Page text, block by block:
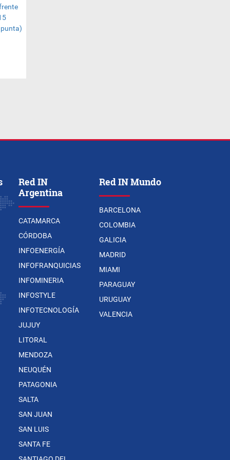
Red IN
Argentina
CATAMARCA
CÓRDOBA
INFOENERGÍA
INFOFRANQUICIAS
INFOMINERIA
INFOSTYLE
INFOTECNOLOGÍA
JUJUY
LITORAL
MENDOZA
NEUQUÉN
PATAGONIA
SALTA
SAN JUAN
SAN LUIS
SANTA FE
Red IN Mundo
BARCELONA
COLOMBIA
GALICIA
MADRID
MIAMI
PARAGUAY
URUGUAY
VALENCIA